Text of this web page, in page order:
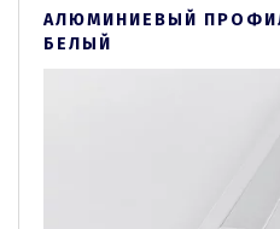
АЛЮМИНИЕВЫЙ
БЕЛЫЙ